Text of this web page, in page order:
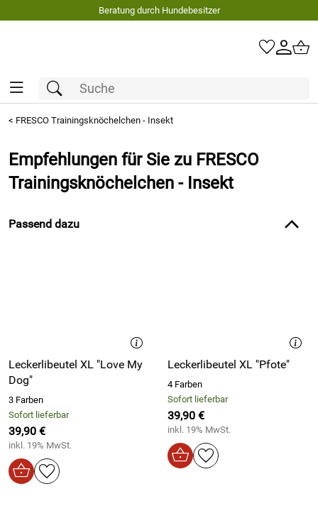
Beratung durch Hundebesitzer
< FRESCO Trainingsknöchelchen - Insekt
Empfehlungen für Sie zu FRESCO
Trainingsknöchelchen - Insekt
Passend dazu
Leckerlibeutel XL "Love My
Dog"
3 Farben
Sofort lieferbar
39,90 €
inkl. 19% MwSt.
Leckerlibeutel XL "Pfote"
4 Farben
Sofort lieferbar
39,90 €
inkl. 19% MwSt.